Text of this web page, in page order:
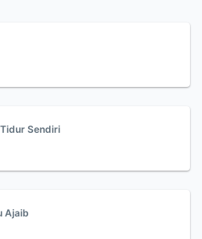
Sendiri
Ajaib